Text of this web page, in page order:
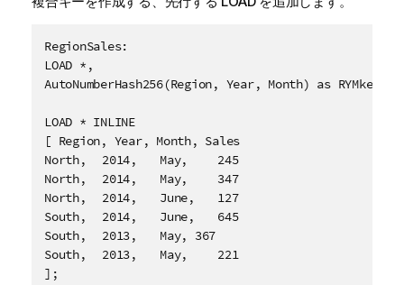
RegionSales:
LOAD *,
AutoNumberHash256(Region, Year, Month) as RYMkey;
LOAD * INLINE
[ Region, Year, Month, Sales
North,	2014,	May,	245
North,	2014,	May,	347
North,	2014,	June,	127
South,	2014,	June,	645
South,	2013,	May, 367
South,	2013,	May,	221
];